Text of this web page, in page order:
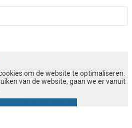
om de website te optimaliseren.
van de website, gaan we er vanuit